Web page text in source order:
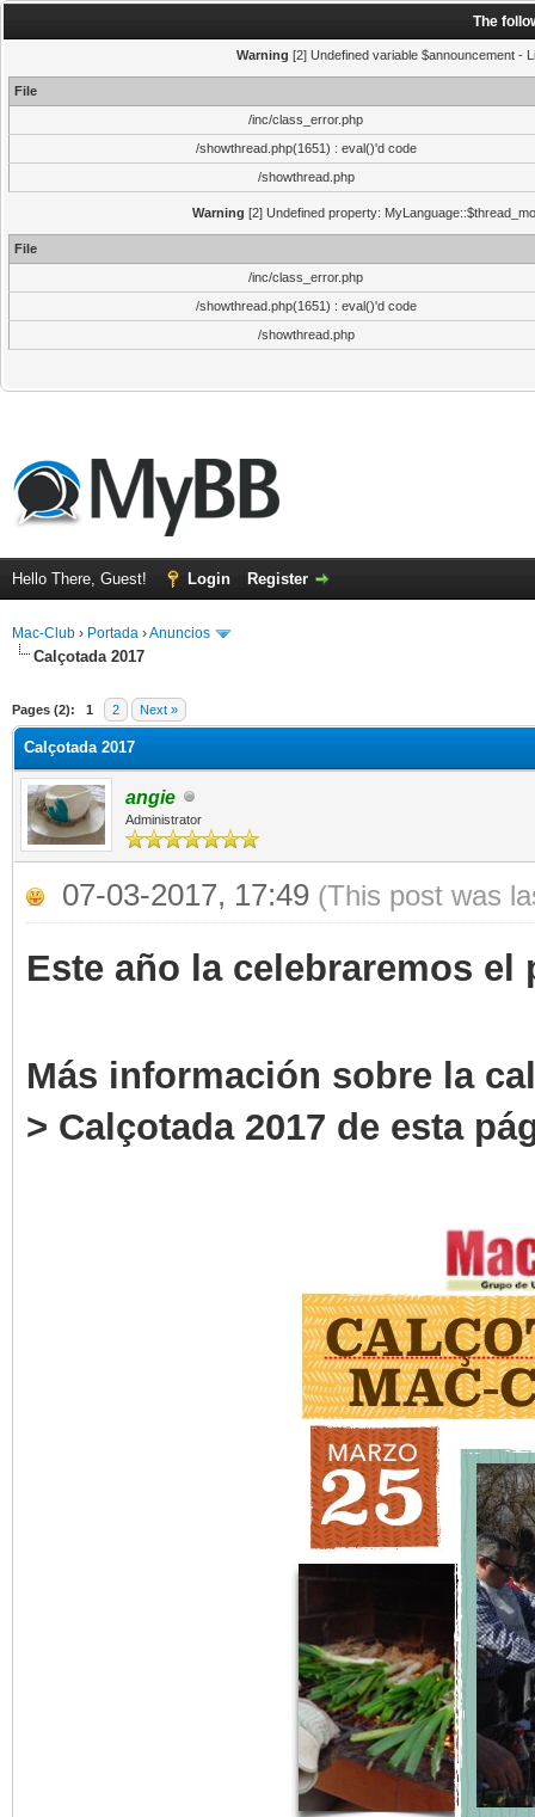
The
Warning [2] Undefined variable $announcement -
File
/inc/class_error.php
/showthread.php(1651) : eval()'d code
/showthread.php
Warning [2] Undefined property:
File
/inc/class_error.php
/showthread.php(1651) : eval()'d code
/showthread.php
Hello There, Guest! Login Register
Mac-Club › Portada ›Anuncios
Calçotada 2017
Pages (2): 1 2 Next »
Calçotada 2017
angie
Administrator
07-03-2017, 17:49 (This post was
Este año la celebraremos el
Más información sobre la
> Calçotada 2017 de esta